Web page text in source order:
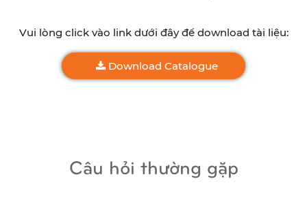
Vui lòng click vào link dưới đây để download tài liệu:
Download Catalogue
Câu hỏi thường gặp